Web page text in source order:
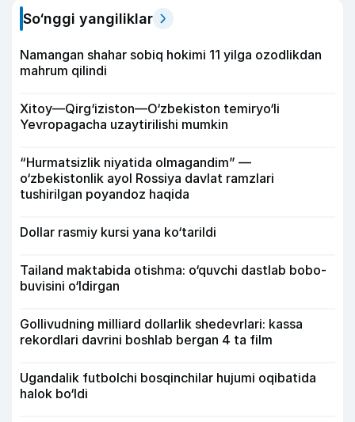
So‘nggi yangiliklar
Namangan shahar sobiq hokimi 11 yilga ozodlikdan
mahrum qilindi
Xitoy—Qirg‘iziston—O‘zbekiston temiryo‘li
Yevropagacha uzaytirilishi mumkin
“Hurmatsizlik niyatida olmagandim” —
o‘zbekistonlik ayol Rossiya davlat ramzlari
tushirilgan poyandoz haqida
Dollar rasmiy kursi yana ko‘tarildi
Tailand maktabida otishma: o‘quvchi dastlab bobo-
buvisini o‘ldirgan
Gollivudning milliard dollarlik shedevrlari: kassa
rekordlari davrini boshlab bergan 4 ta film
Ugandalik futbolchi bosqinchilar hujumi oqibatida
halok bo‘ldi